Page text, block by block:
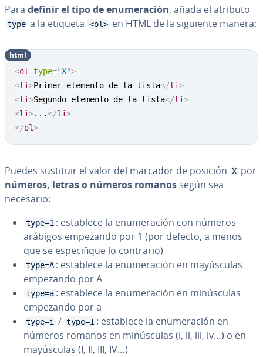
Para definir el tipo de enu­me­ra­ción, añada el atributo
type a la etiqueta <ol> en HTML de la siguiente manera:
<ol type="X">
<li>Primer elemento de la lista</li>
<li>Segundo elemento de la lista</li>
<li>...</li>
</ol>
html
Puedes sustituir el valor del marcador de posición X por
números, letras o números romanos según sea
necesario:
type=1 : establece la enu­me­ra­ción con números
arábigos empezando por 1 (por defecto, a menos
que se es­pe­ci­fi­que lo contrario)
type=A : establece la enu­me­ra­ción en ma­yú­s­cu­las
empezando por A
type=a : establece la enu­me­ra­ción en mi­nú­s­cu­las
empezando por a
type=i / type=I : establece la enu­me­ra­ción en
números romanos en mi­nú­s­cu­las (i, ii, iii, iv…) o en
ma­yú­s­cu­las (I, II, III, IV…)